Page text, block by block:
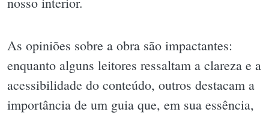
As opiniões sobre a obra são impactantes:
enquanto alguns leitores ressaltam a clareza e a
acessibilidade do conteúdo, outros destacam a
importância de um guia que, em sua essência,